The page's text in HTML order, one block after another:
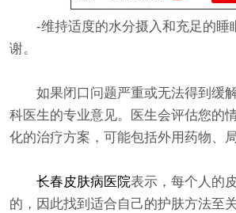
-维持适度的水分摄入和充足的睡
谢。
如果闭口问题严重或无法得到缓
科医生的专业意见。医生会评估您的
化的治疗方案，可能包括外用药物、
长春皮肤病医院表示，每个人的
的，因此找到适合自己的护肤方法至